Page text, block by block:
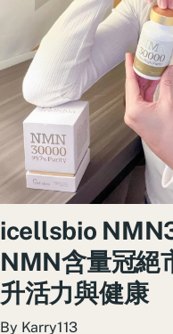
icellsbio
NMN含量冠絕
升活力與健康
By Karry113